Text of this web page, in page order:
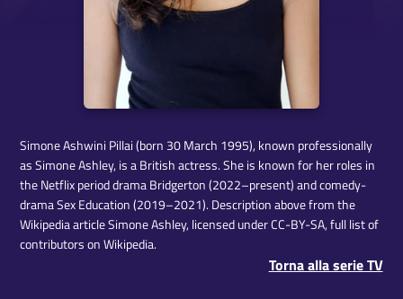
Simone Ashwini Pillai (born 30 March 1995), known professionally
as Simone Ashley, is a British actress. She is known for her roles in
the Netflix period drama Bridgerton (2022–present) and comedy-
drama Sex Education (2019–2021). Description above from the
Wikipedia article Simone Ashley, licensed under CC-BY-SA, full list of
contributors on Wikipedia.
Torna alla serie TV